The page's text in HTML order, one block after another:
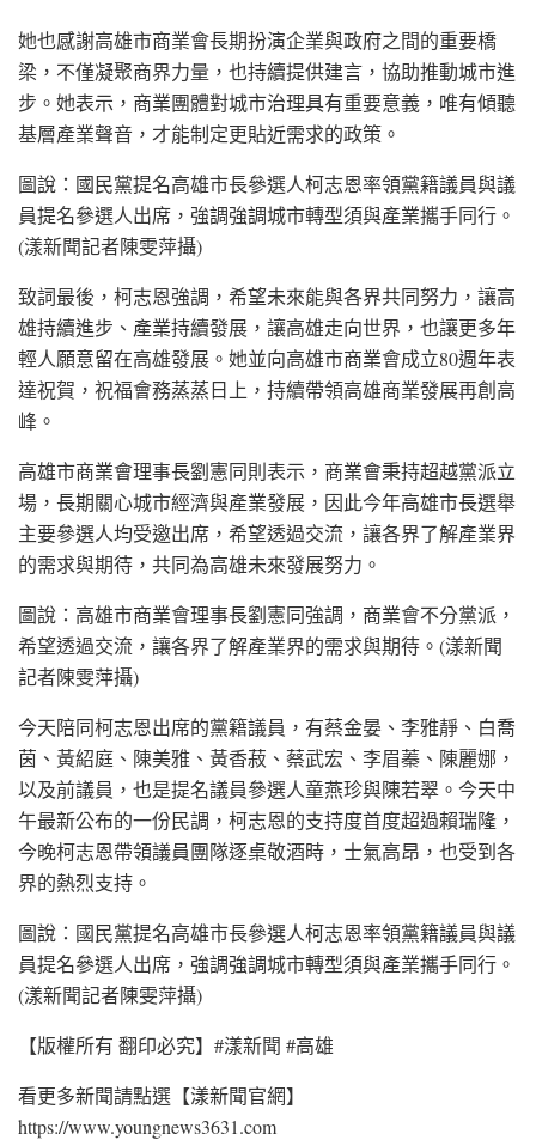
她也感謝高雄市商業會長期扮演企業與政府之間的重要橋
梁，不僅凝聚商界力量，也持續提供建言，協助推動城市進
步。她表示，商業團體對城市治理具有重要意義，唯有傾聽
基層產業聲音，才能制定更貼近需求的政策。
圖說：國民黨提名高雄市長參選人柯志恩率領黨籍議員與議
員提名參選人出席，強調強調城市轉型須與產業攜手同行。
(漾新聞記者陳雯萍攝)
致詞最後，柯志恩強調，希望未來能與各界共同努力，讓高
雄持續進步、產業持續發展，讓高雄走向世界，也讓更多年
輕人願意留在高雄發展。她並向高雄市商業會成立80週年表
達祝賀，祝福會務蒸蒸日上，持續帶領高雄商業發展再創高
峰。
高雄市商業會理事長劉憲同則表示，商業會秉持超越黨派立
場，長期關心城市經濟與產業發展，因此今年高雄市長選舉
主要參選人均受邀出席，希望透過交流，讓各界了解產業界
的需求與期待，共同為高雄未來發展努力。
圖說：高雄市商業會理事長劉憲同強調，商業會不分黨派，
希望透過交流，讓各界了解產業界的需求與期待。(漾新聞
記者陳雯萍攝)
今天陪同柯志恩出席的黨籍議員，有蔡金晏、李雅靜、白喬
茵、黃紹庭、陳美雅、黃香菽、蔡武宏、李眉蓁、陳麗娜，
以及前議員，也是提名議員參選人童燕珍與陳若翠。今天中
午最新公布的一份民調，柯志恩的支持度首度超過賴瑞隆，
今晚柯志恩帶領議員團隊逐桌敬酒時，士氣高昂，也受到各
界的熱烈支持。
圖說：國民黨提名高雄市長參選人柯志恩率領黨籍議員與議
員提名參選人出席，強調強調城市轉型須與產業攜手同行。
(漾新聞記者陳雯萍攝)
【版權所有 翻印必究】#漾新聞 #高雄
看更多新聞請點選【漾新聞官網】
https://www.youngnews3631.com